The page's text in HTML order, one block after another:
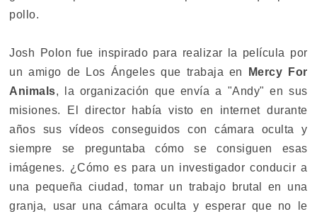
pollo.
Josh Polon fue inspirado para realizar la película por
un amigo de Los Ángeles que trabaja en
Mercy For
Animals, la organización que envía a "Andy" en sus
misiones. El director había visto en internet durante
años sus vídeos conseguidos con cámara oculta y
siempre se preguntaba cómo se consiguen esas
imágenes. ¿Cómo es para un investigador conducir a
una pequeña ciudad, tomar un trabajo brutal en una
granja, usar una cámara oculta y esperar que no le